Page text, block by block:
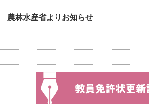
農林水産省よりお知らせ